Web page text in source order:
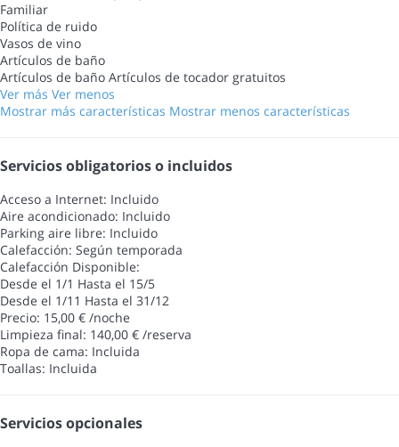
Familiar
Política de ruido
Vasos de vino
Artículos de baño
Artículos de baño Artículos de tocador gratuitos
Ver más Ver menos
Mostrar más características Mostrar menos características
Servicios obligatorios o incluidos
Acceso a Internet: Incluido
Aire acondicionado: Incluido
Parking aire libre: Incluido
Calefacción: Según temporada
Calefacción Disponible:
Desde el 1/1 Hasta el 15/5
Desde el 1/11 Hasta el 31/12
Precio: 15,00 € /noche
Limpieza final: 140,00 € /reserva
Ropa de cama: Incluida
Toallas: Incluida
Servicios opcionales